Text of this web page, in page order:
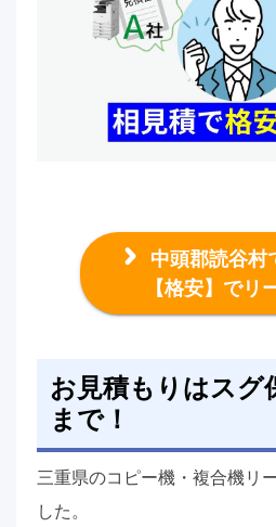
中頭郡読谷村
【格安】でリ
お見積もりはスグ
まで！
三重県のコピー機・複合機リ
した。